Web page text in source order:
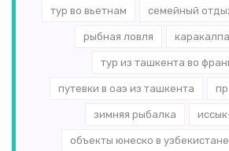
тур во вьетнам семейный
рыбная ловля
тур из ташкента во
путевки в оаэ из ташкента
зимняя рыбалка
объекты юнеско в узбекистане